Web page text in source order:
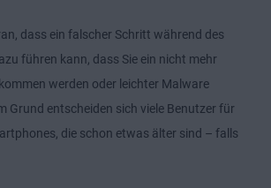
dass ein falscher Schritt während des
führen kann, dass Sie ein nicht mehr
werden oder leichter Malware
Grund entscheiden sich viele Benutzer für
die schon etwas älter sind – falls